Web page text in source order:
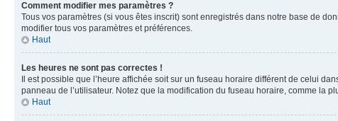
Comment modifier mes paramètres ?
Tous vos paramètres (si vous êtes inscrit) sont enregistrés dans notre base de
modifier tous vos paramètres et préférences.
Haut
Les heures ne sont pas correctes !
Il est possible que l’heure affichée soit sur un fuseau horaire différent de celui
panneau de l’utilisateur. Notez que la modification du fuseau horaire, comme la
Haut